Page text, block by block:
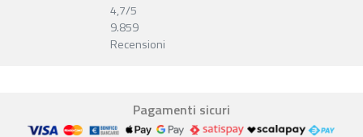
4,7/5
9.859
Recensioni
Pagamenti sicuri